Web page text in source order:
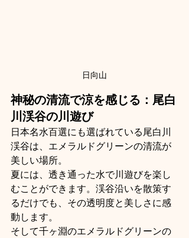
日向山
神秘の清流で涼を感じる：尾白
川渓谷の川遊び
日本名水百選にも選ばれている尾白川
渓谷は、エメラルドグリーンの清流が
美しい場所。
夏には、透き通った水で川遊びを楽し
むことができます。渓谷沿いを散策す
るだけでも、その透明度と美しさに感
動します。
そして千ヶ淵のエメラルドグリーンの